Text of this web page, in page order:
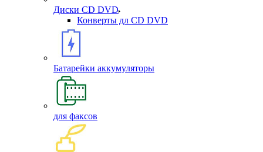
Диски CD DVD
Конверты дл CD DVD
Батарейки аккумуляторы
для факсов